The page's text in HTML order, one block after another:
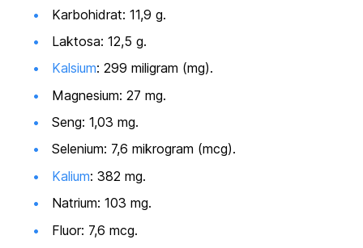
Karbohidrat: 11,9 g.
Laktosa: 12,5 g.
Kalsium: 299 miligram (mg).
Magnesium: 27 mg.
Seng: 1,03 mg.
Selenium: 7,6 mikrogram (mcg).
Kalium: 382 mg.
Natrium: 103 mg.
Fluor: 7,6 mcg.